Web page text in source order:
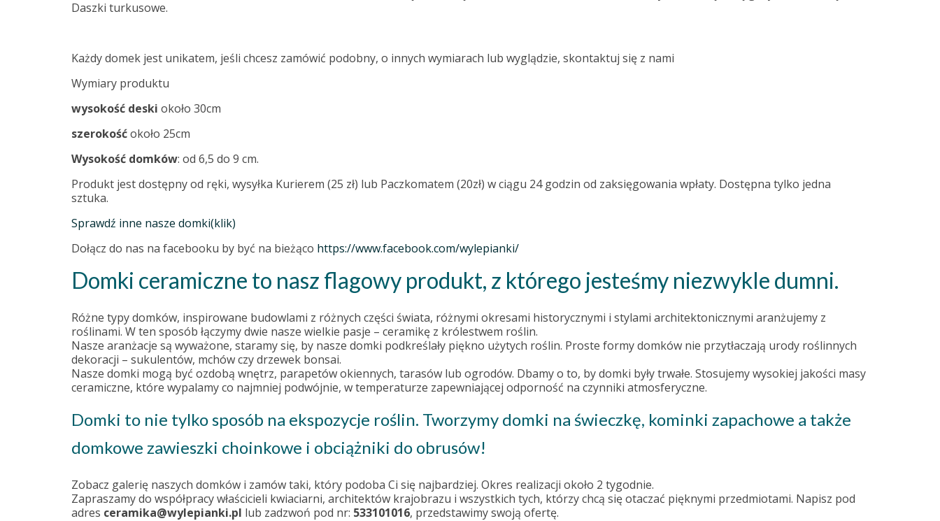
Daszki turkusowe.
Każdy domek jest unikatem, jeśli chcesz zamówić podobny, o innych wymiarach lub wyglądzie, skontaktuj się z nami
Wymiary produktu
wysokość deski około 30cm
szerokośćokoło 25cm
Wysokość domków: od 6,5 do 9 cm.
Produkt jest dostępny od ręki, wysyłka Kurierem (25 zł) lub Paczkomatem (20zł) w ciągu 24 godzin od zaksięgowania wpłaty. Dostępna tylko jedna
sztuka.
Sprawdź inne nasze domki(klik)
Dołącz do nas na facebooku by być na bieżąco https://www.facebook.com/wylepianki/
Domki ceramiczne to nasz flagowy produkt, z którego jesteśmy niezwykle dumni.
Różne typy domków, inspirowane budowlami z różnych części świata, różnymi okresami historycznymi i stylami architektonicznymi aranżujemy z
roślinami. W ten sposób łączymy dwie nasze wielkie pasje – ceramikę z królestwem roślin.
Nasze aranżacje są wyważone, staramy się, by nasze domki podkreślały piękno użytych roślin. Proste formy domków nie przytłaczają urody roślinnych
dekoracji – sukulentów, mchów czy drzewek bonsai.
Nasze domki mogą być ozdobą wnętrz, parapetów okiennych, tarasów lub ogrodów. Dbamy o to, by domki były trwałe. Stosujemy wysokiej jakości masy
ceramiczne, które wypalamy co najmniej podwójnie, w temperaturze zapewniającej odporność na czynniki atmosferyczne.
Domki to nie tylko sposób na ekspozycje roślin. Tworzymy domki na świeczkę, kominki zapachowe a także
domkowe zawieszki choinkowe i obciążniki do obrusów!
Zobacz galerię naszych domków i zamów taki, który podoba Ci się najbardziej. Okres realizacji około 2 tygodnie.
Zapraszamy do współpracy właścicieli kwiaciarni, architektów krajobrazu i wszystkich tych, którzy chcą się otaczać pięknymi przedmiotami. Napisz pod
adres ceramika@wylepianki.pl lub zadzwoń pod nr: 533101016, przedstawimy swoją ofertę.